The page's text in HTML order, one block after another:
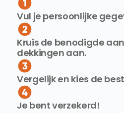
Vul je persoonlijke
Kruis de benodigde
dekkingen aan.
Vergelijk en kies de
Je bent verzekerd!